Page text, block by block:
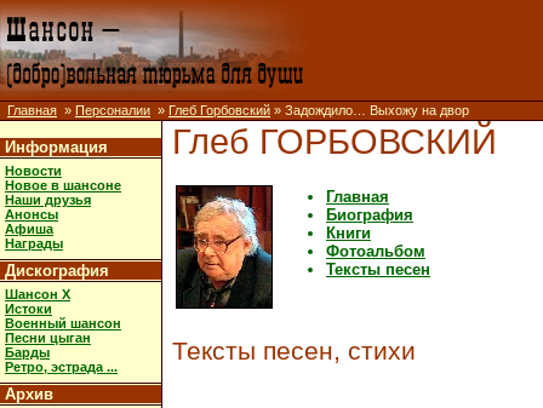
Главная » Персоналии » Глеб Горбовский » Задождило… Выхожу на двор
Информация
Новости
Новое в шансоне
Наши друзья
Анонсы
Афиша
Награды
Дискография
Шансон X
Истоки
Военный шансон
Песни цыган
Барды
Ретро, эстрада ...
Архив
Глеб ГОРБОВСКИЙ
Главная
Биография
Книги
Фотоальбом
Тексты песен
Тексты песен, стихи